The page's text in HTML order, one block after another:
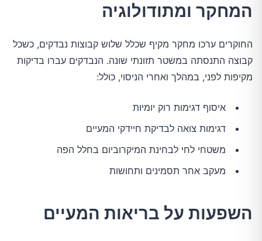
המחקר ומתודולוגיה
החוקרים ערכו מחקר מקיף שכלל שלוש קבוצות נבדקים, כשכל
קבוצה התנסתה במשטר תזונתי שונה. הנבדקים עברו בדיקות
מקיפות לפני, במהלך ואחרי הניסוי, כולל:
איסוף דגימות רוק יומיות
דגימות צואה לבדיקת חיידקי המעיים
משטחי לחי לבחינת המיקרוביום בחלל הפה
מעקב אחר תסמינים ותחושות
השפעות על בריאות המעיים